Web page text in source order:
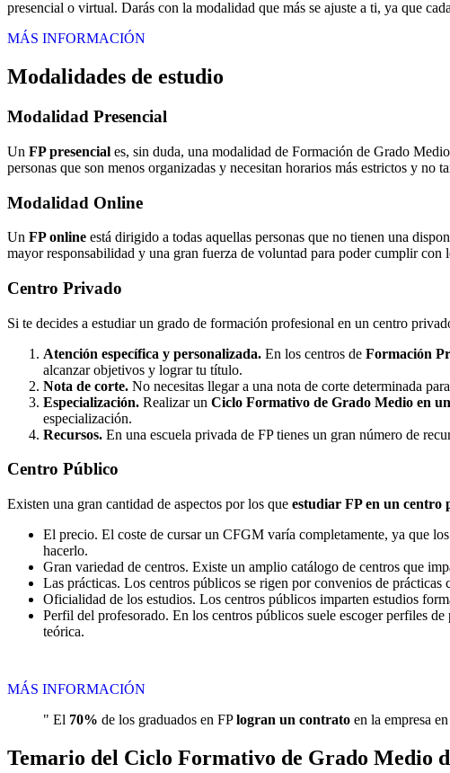
presencial o virtual. Darás con la modalidad que más se ajuste a ti, ya que
MÁS INFORMACIÓN
Modalidades de estudio
Modalidad Presencial
Un FP presencial es, sin duda, una modalidad de Formación de Grado
personas que son menos organizadas y necesitan horarios más estrictos y no
Modalidad Online
Un FP online está dirigido a todas aquellas personas que no tienen una
mayor responsabilidad y una gran fuerza de voluntad para poder cumplir con
Centro Privado
Si te decides a estudiar un grado de formación profesional en un centro
Atención específica y personalizada. En los centros de Formación
alcanzar objetivos y lograr tu título.
Nota de corte. No necesitas llegar a una nota de corte determinada
Especialización. Realizar un Ciclo Formativo de Grado Medio en
especialización.
Recursos. En una escuela privada de FP tienes un gran número de
Centro Público
Existen una gran cantidad de aspectos por los que estudiar FP en un centro
El precio. El coste de cursar un CFGM varía completamente, ya que
hacerlo.
Gran variedad de centros. Existe un amplio catálogo de centros que
Las prácticas. Los centros públicos se rigen por convenios de
Oficialidad de los estudios. Los centros públicos imparten estudios
Perfil del profesorado. En los centros públicos suele escoger perfiles
teórica.
MÁS INFORMACIÓN
" El 70% de los graduados en FPlogran un contrato en la empresa
Temario del Ciclo Formativo de Grado Medio